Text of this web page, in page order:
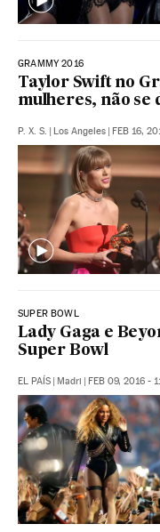
GRAMMY 2016
Taylor Swift no
mulheres, não se
P. X. S. Los Angeles FEB 16,
SUPER BOWL
Lady Gaga e
Super Bowl
EL PAÍS Madri FEB 09, 2016 -